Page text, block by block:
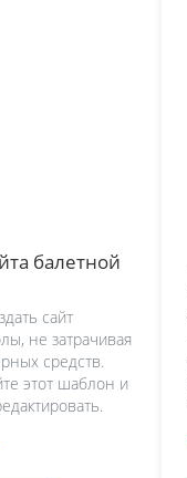
балетной
сайт
не затрачивая
средств.
этот шаблон и